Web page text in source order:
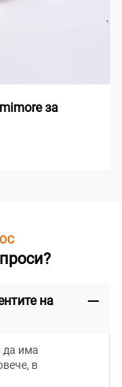
за
на
да има
в